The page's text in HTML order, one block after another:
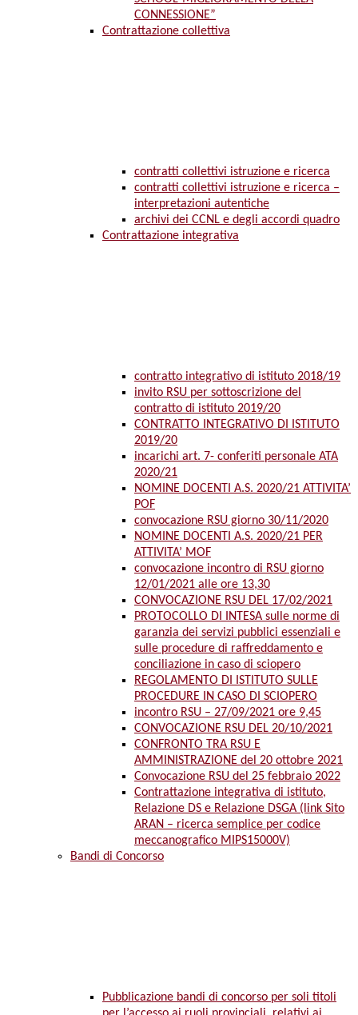
CONNESSIONE”
Contrattazione collettiva
contratti collettivi istruzione e ricerca
contratti collettivi istruzione e ricerca –
interpretazioni autentiche
archivi dei CCNL e degli accordi quadro
Contrattazione integrativa
contratto integrativo di istituto 2018/19
invito RSU per sottoscrizione del
contratto di istituto 2019/20
CONTRATTO INTEGRATIVO DI ISTITUTO
2019/20
incarichi art. 7- conferiti personale ATA
2020/21
NOMINE DOCENTI A.S. 2020/21 ATTIVITA’
POF
convocazione RSU giorno 30/11/2020
NOMINE DOCENTI A.S. 2020/21 PER
ATTIVITA’ MOF
convocazione incontro di RSU giorno
12/01/2021 alle ore 13,30
CONVOCAZIONE RSU DEL 17/02/2021
PROTOCOLLO DI INTESA sulle norme di
garanzia dei servizi pubblici essenziali e
sulle procedure di raffreddamento e
conciliazione in caso di sciopero
REGOLAMENTO DI ISTITUTO SULLE
PROCEDURE IN CASO DI SCIOPERO
incontro RSU – 27/09/2021 ore 9,45
CONVOCAZIONE RSU DEL 20/10/2021
CONFRONTO TRA RSU E
AMMINISTRAZIONE del 20 ottobre 2021
Convocazione RSU del 25 febbraio 2022
Contrattazione integrativa di istituto,
Relazione DS e Relazione DSGA (link Sito
ARAN – ricerca semplice per codice
meccanografico MIPS15000V)
Bandi di Concorso
Pubblicazione bandi di concorso per soli titoli